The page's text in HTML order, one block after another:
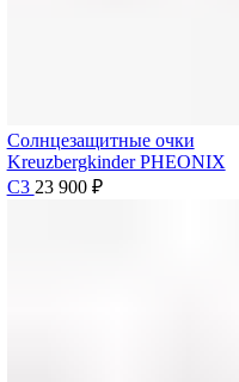
Солнцезащитные очки
Kreuzbergkinder PHEONIX
C3 23 900 ₽